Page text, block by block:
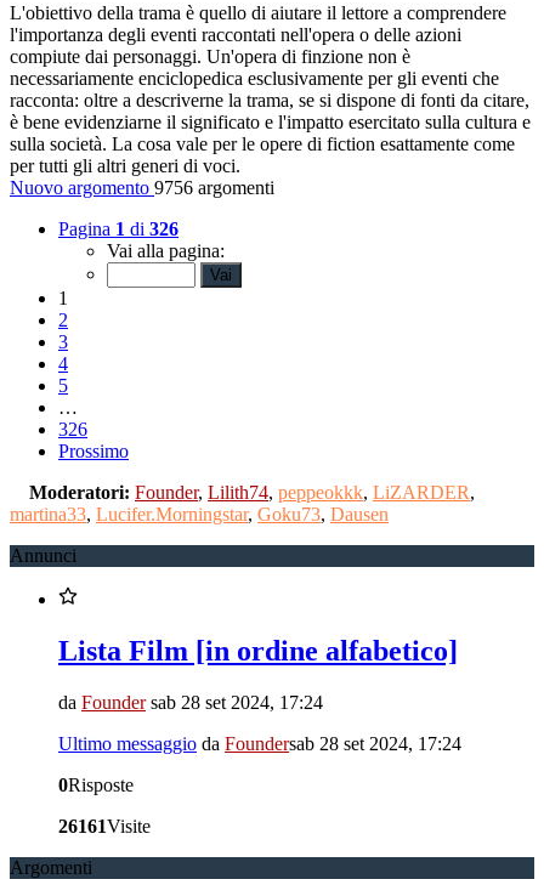
L'obiettivo della trama è quello di aiutare il lettore a comprendere
l'importanza degli eventi raccontati nell'opera o delle azioni
compiute dai personaggi. Un'opera di finzione non è
necessariamente enciclopedica esclusivamente per gli eventi che
racconta: oltre a descriverne la trama, se si dispone di fonti da citare,
è bene evidenziarne il significato e l'impatto esercitato sulla cultura e
sulla società. La cosa vale per le opere di fiction esattamente come
per tutti gli altri generi di voci.
Nuovo argomento 9756 argomenti
Pagina 1 di 326
Vai alla pagina:
1
2
3
4
5
…
326
Prossimo
Moderatori: Founder, Lilith74, peppeokkk, LiZARDER,
martina33, Lucifer.Morningstar, Goku73, Dausen
Annunci
Lista Film [in ordine alfabetico]
da Founder sab 28 set 2024, 17:24
Ultimo messaggio da Foundersab 28 set 2024, 17:24
0Risposte
26161Visite
Argomenti